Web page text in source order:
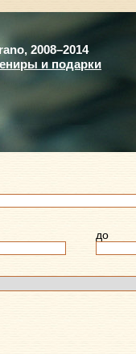
2008–2014
и подарки
до